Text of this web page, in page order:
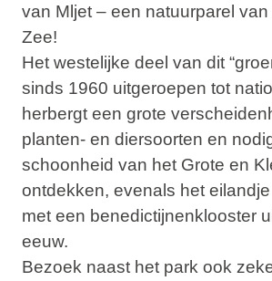
van Mljet – een natuurparel
Zee!
Het westelijke deel van dit
sinds 1960 uitgeroepen tot
herbergt een grote
planten- en diersoorten en
schoonheid van het Grote en
ontdekken, evenals het eilandje
met een benedictijnenklooster
eeuw.
Bezoek naast het park ook